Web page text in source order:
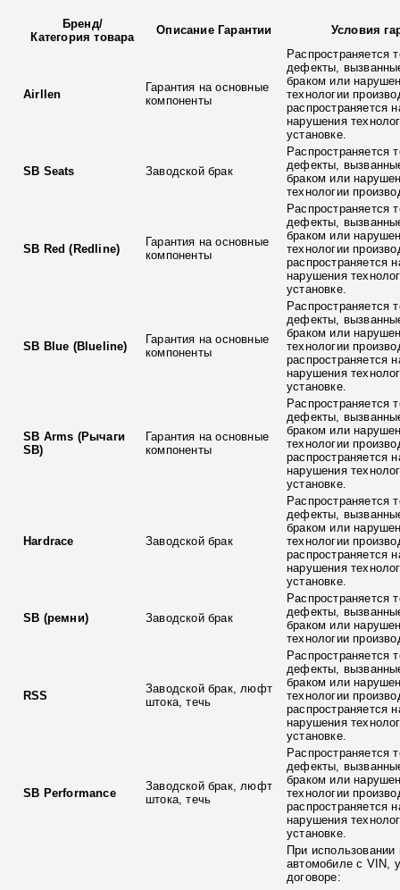
Бренд/
Категория товара
Описание Гарантии Условия
Airllen
Гарантия на основные
компоненты
Распространяется
дефекты,
браком или
технологии
распространяется
нарушения
установке.
SB Seats Заводской брак
Распространяется
дефекты,
браком или
технологии
SB Red (Redline)
Гарантия на основные
компоненты
Распространяется
дефекты,
браком или
технологии
распространяется
нарушения
установке.
SB Blue (Blueline)
Гарантия на основные
компоненты
Распространяется
дефекты,
браком или
технологии
распространяется
нарушения
установке.
SB Arms (Рычаги
SB)
Гарантия на основные
компоненты
Распространяется
дефекты,
браком или
технологии
распространяется
нарушения
установке.
Hardrace Заводской брак
Распространяется
дефекты,
браком или
технологии
распространяется
нарушения
установке.
SB (ремни) Заводской брак
Распространяется
дефекты,
браком или
технологии
RSS
Заводской брак, люфт
штока, течь
Распространяется
дефекты,
браком или
технологии
распространяется
нарушения
установке.
SB Performance
Заводской брак, люфт
штока, течь
Распространяется
дефекты,
браком или
технологии
распространяется
нарушения
установке.
При использовании
автомобиле с VIN,
договоре: